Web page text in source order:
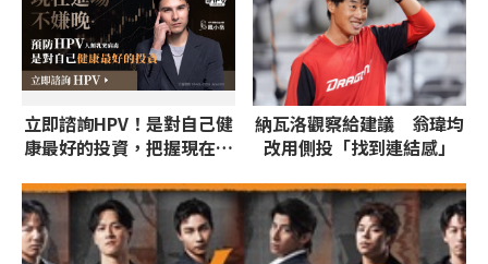
立即諮詢HPV！是對自己健
康最好的投資，把握現在不
納瓦洛觀察給建議 翁瑋均
改用側投「找到連結感」